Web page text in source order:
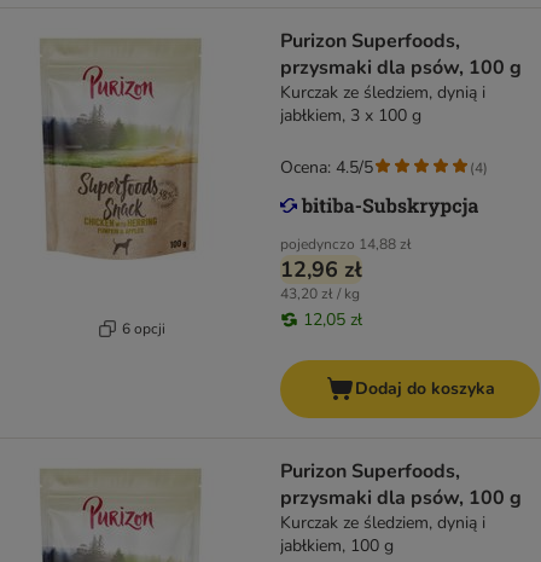
6 opcji
Purizon Superfoods,
przysmaki dla psów, 100 g
Kurczak ze śledziem, dynią i
jabłkiem, 3 x 100 g
pojedynczo 14,88 zł
12,96 zł
43,20 zł / kg
12,05 zł
Ocena: 4.5/5 (4)
Dodaj do koszyka
Purizon Superfoods,
przysmaki dla psów, 100 g
Kurczak ze śledziem, dynią i
jabłkiem, 100 g